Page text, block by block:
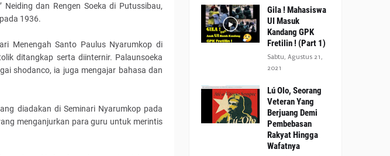
dan Rengen Soeka di Putussibau,
1936.
Menengah Santo Paulus Nyarumkop di
ditangkap serta diinternir. Palaunsoeka
shodanco, ia juga mengajar bahasa dan
diadakan di Seminari Nyarumkop pada
menganjurkan para guru untuk merintis
Gila ! Mahasiswa
UI Masuk
Kandang GPK
Fretilin ! (Part 1)
Sabtu, Agustus 21,
2021
Lú Olo, Seorang
Veteran Yang
Berjuang Demi
Pembebasan
Rakyat Hingga
Wafatnya